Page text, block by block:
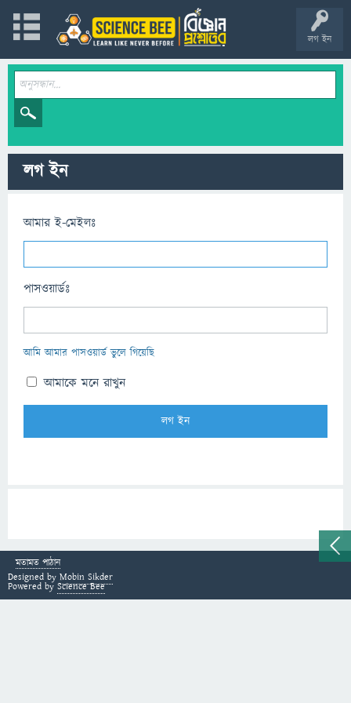
লগ ইন
লগ ইন
আমার ই-মেইলঃ
পাসওয়ার্ডঃ
আমি আমার পাসওয়ার্ড ভুলে গিয়েছি
আমাকে মনে রাখুন
মতামত পাঠান
Designed by Mobin Sikder
Powered by Science Bee